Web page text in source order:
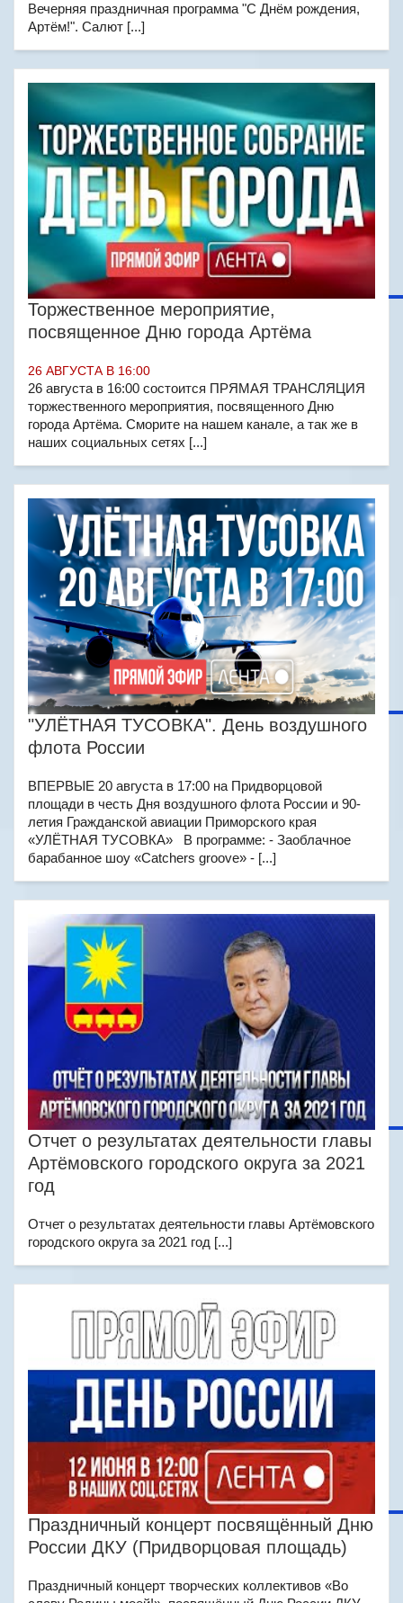
Вечерняя праздничная программа "С Днём рождения,
Артём!". Салют [...]
Торжественное мероприятие,
посвященное Дню города Артёма
26 АВГУСТА В 16:00
26 августа в 16:00 состоится ПРЯМАЯ ТРАНСЛЯЦИЯ
торжественного мероприятия, посвященного Дню
города Артёма. Сморите на нашем канале, а так же в
наших социальных сетях [...]
"УЛЁТНАЯ ТУСОВКА". День воздушного
флота России
ВПЕРВЫЕ 20 августа в 17:00 на Придворцовой
площади в честь Дня воздушного флота России и 90-
летия Гражданской авиации Приморского края
«УЛЁТНАЯ ТУСОВКА» В программе: - Заоблачное
барабанное шоу «Catchers groove» - [...]
Отчет о результатах деятельности главы
Артёмовского городского округа за 2021
год
Отчет о результатах деятельности главы Артёмовского
городского округа за 2021 год [...]
Праздничный концерт посвящённый Дню
России ДКУ (Придворцовая площадь)
Праздничный концерт творческих коллективов «Во